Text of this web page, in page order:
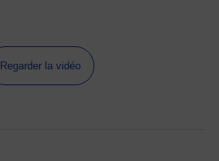
Regarder la vidéo